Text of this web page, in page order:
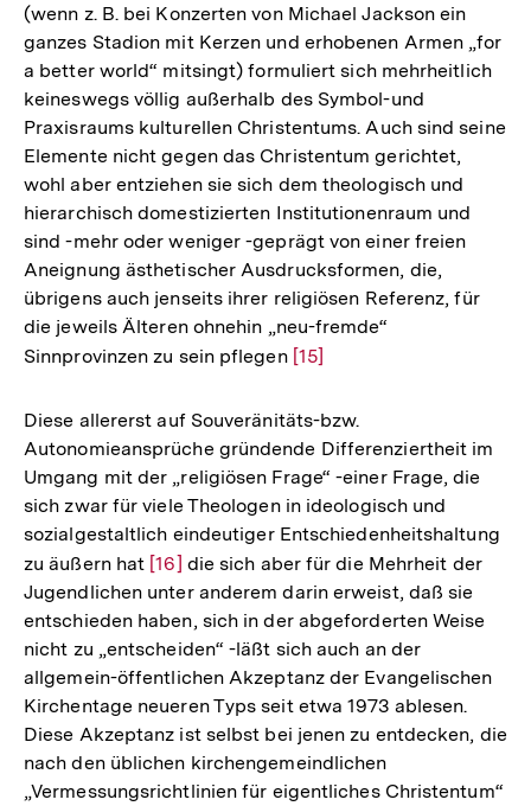
(wenn z. B. bei Konzerten von Michael Jackson ein
ganzes Stadion mit Kerzen und erhobenen Armen „for
a better world“ mitsingt) formuliert sich mehrheitlich
keineswegs völlig außerhalb des Symbol-und
Praxisraums kulturellen Christentums. Auch sind seine
Elemente nicht gegen das Christentum gerichtet,
wohl aber entziehen sie sich dem theologisch und
hierarchisch domestizierten Institutionenraum und
sind -mehr oder weniger -geprägt von einer freien
Aneignung ästhetischer Ausdrucksformen, die,
übrigens auch jenseits ihrer religiösen Referenz, für
die jeweils Älteren ohnehin „neu-fremde“
Sinnprovinzen zu sein pflegen Zur
der
Fußnote
[15]
Diese allererst auf Souveränitäts-bzw.
Autonomieansprüche gründende Differenziertheit im
Umgang mit der „religiösen Frage“ -einer Frage, die
sich zwar für viele Theologen in ideologisch und
sozialgestaltlich eindeutiger Entschiedenheitshaltung
zu äußern hat Zur
Auflösung
der
Fußnote
[16] die sich aber für die Mehrheit der
Jugendlichen unter anderem darin erweist, daß sie
entschieden haben, sich in der abgeforderten Weise
nicht zu „entscheiden“ -läßt sich auch an der
allgemein-öffentlichen Akzeptanz der Evangelischen
Kirchentage neueren Typs seit etwa 1973 ablesen.
Diese Akzeptanz ist selbst bei jenen zu entdecken, die
nach den üblichen kirchengemeindlichen
„Vermessungsrichtlinien für eigentliches Christentum“